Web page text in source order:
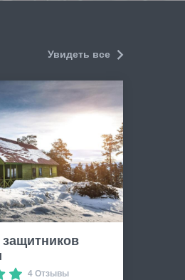
Увидеть все
4 Отзывы